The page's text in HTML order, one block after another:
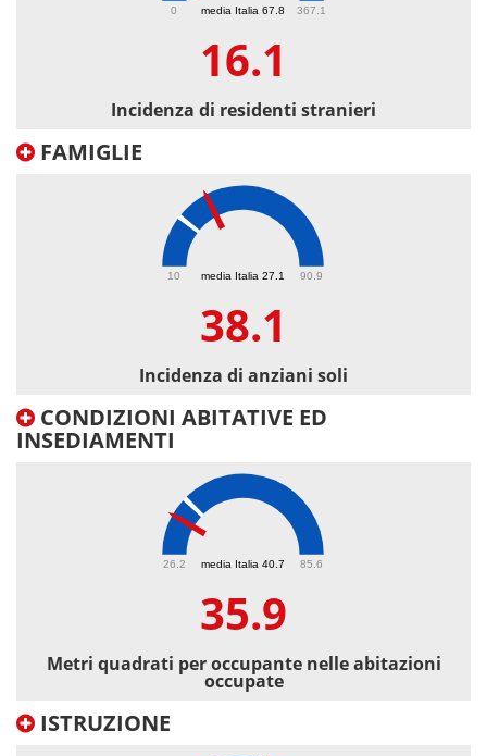
media Italia 67.8
0 367.1
16.1
Incidenza di residenti stranieri
FAMIGLIE
media Italia 27.1
10 90.9
38.1
Incidenza di anziani soli
CONDIZIONI ABITATIVE ED
INSEDIAMENTI
media Italia 40.7
26.2 85.6
35.9
Metri quadrati per occupante nelle abitazioni
occupate
ISTRUZIONE